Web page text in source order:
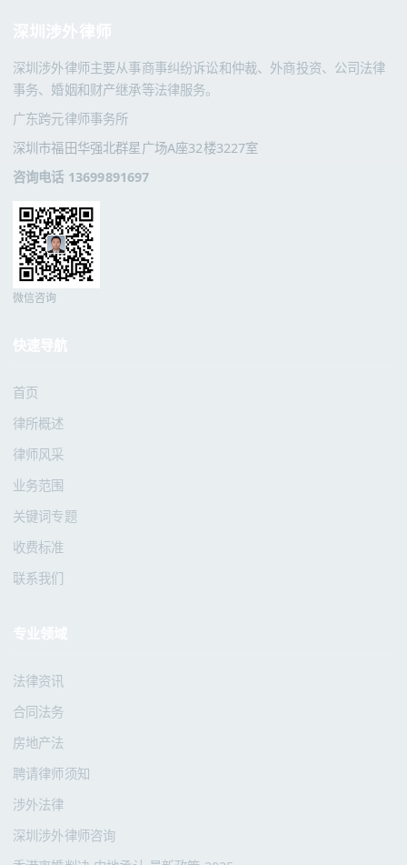
深圳涉外律师主要从事商事纠纷诉讼和仲裁、外商投资、公司法律
事务、婚姻和财产继承等法律服务。
广东跨元律师事务所
深圳市福田华强北群星广场A座32楼3227室
咨询电话 13699891697
微信咨询
首页
律所概述
律师风采
业务范围
关键词专题
收费标准
联系我们
法律资讯
合同法务
房地产法
聘请律师须知
涉外法律
深圳涉外律师咨询